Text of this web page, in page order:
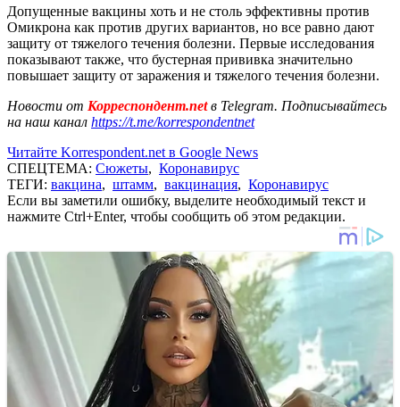
Допущенные вакцины хоть и не столь эффективны против
Омикрона как против других вариантов, но все равно дают
защиту от тяжелого течения болезни. Первые исследования
показывают также, что бустерная прививка значительно
повышает защиту от заражения и тяжелого течения болезни.
Новости от Корреспондент.netв Telegram. Подписывайтесь
на наш канал https://t.me/korrespondentnet
Читайте Korrespondent.net в Google News
СПЕЦТЕМА: Сюжеты, Коронавирус
ТЕГИ: вакцина, штамм, вакцинация, Коронавирус
Если вы заметили ошибку, выделите необходимый текст и
нажмите Ctrl+Enter, чтобы сообщить об этом редакции.